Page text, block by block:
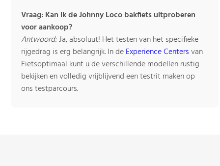
Vraag: Kan ik de Johnny Loco bakfiets uitproberen
voor aankoop?
Antwoord:Ja, absoluut! Het testen van het specifieke
rijgedrag is erg belangrijk. In deExperience Centersvan
Fietsoptimaal kunt u de verschillende modellen rustig
bekijken en volledig vrijblijvend een testrit maken op
ons testparcours.